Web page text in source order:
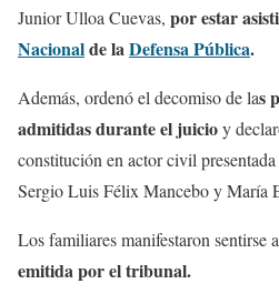
Junior Ulloa Cuevas, por estar
Nacionalde laDefensa Pública.
Además, ordenó el decomiso de las
admitidas durante el juicioy
constitución en actor civil
Sergio Luis Félix Mancebo y María
Los familiares manifestaron sentirse
emitida por el tribunal.